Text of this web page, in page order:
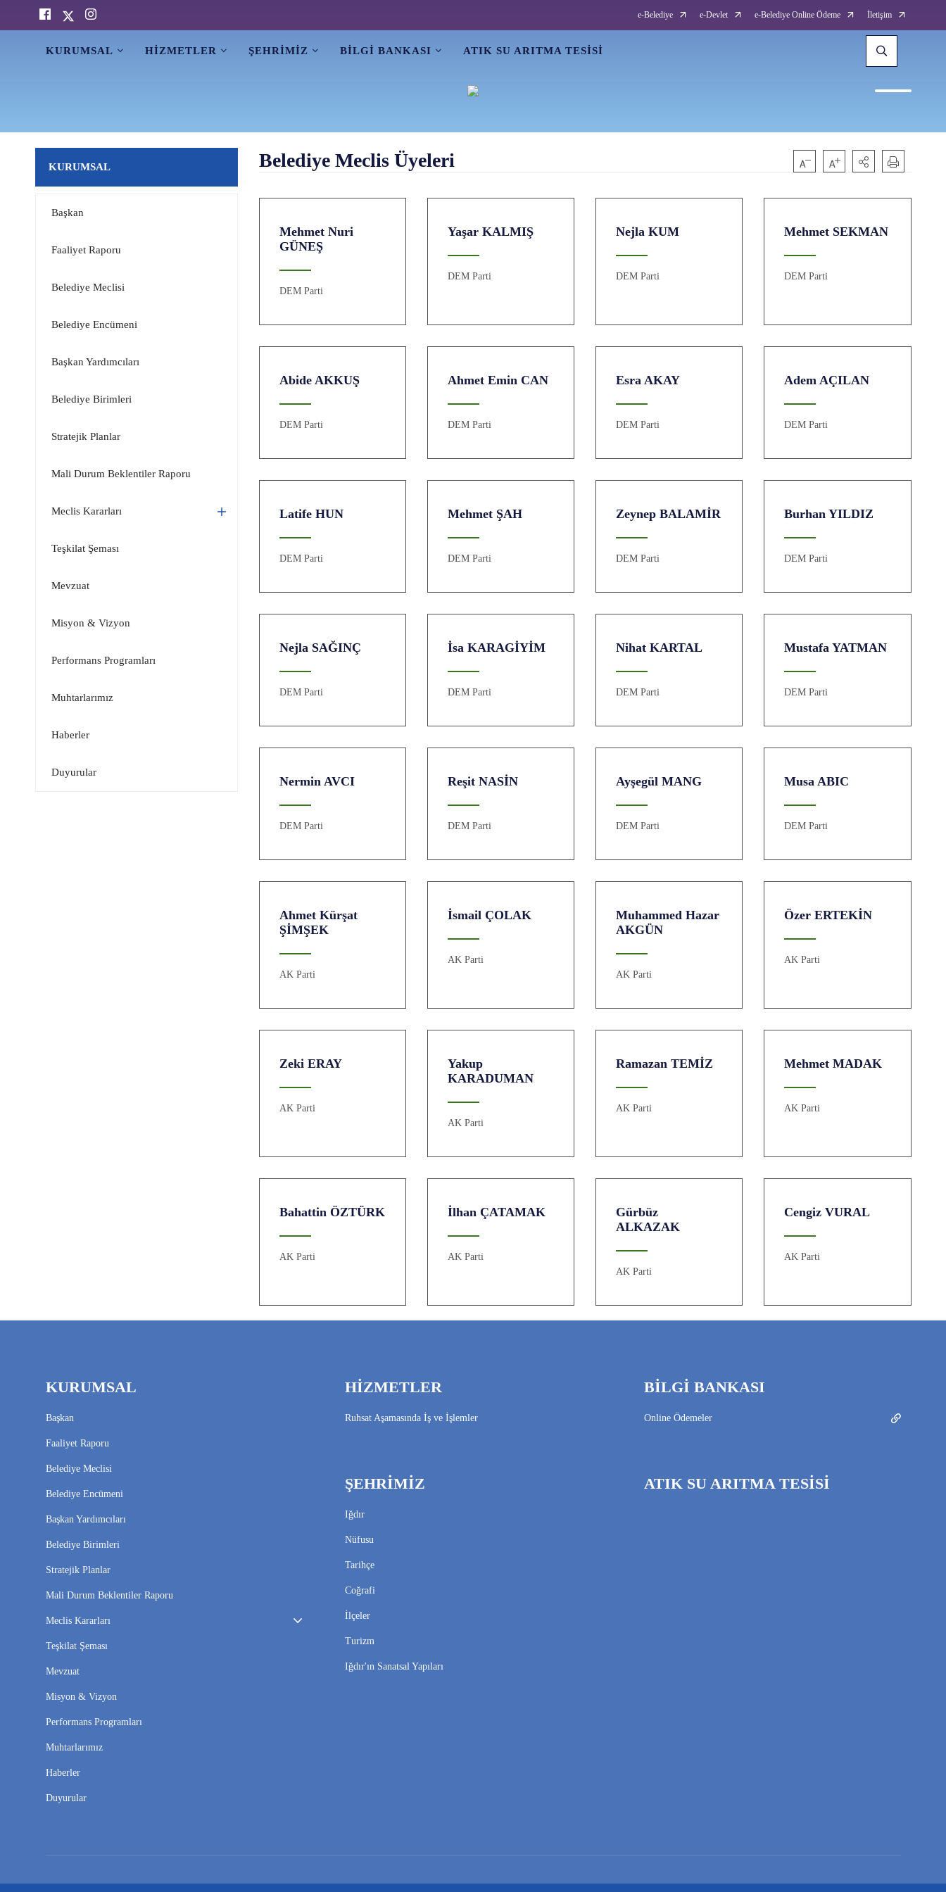
e-Belediye e-Devlet e-Belediye Online Ödeme İletişim
KURUMSAL HİZMETLER ŞEHRİMİZ BİLGİ BANKASI ATIK SU ARITMA TESİSİ
KURUMSAL
Başkan
Faaliyet Raporu
Belediye Meclisi
Belediye Encümeni
Başkan Yardımcıları
Belediye Birimleri
Stratejik Planlar
Mali Durum Beklentiler Raporu
Meclis Kararları
Teşkilat Şeması
Mevzuat
Misyon & Vizyon
Performans Programları
Muhtarlarımız
Haberler
Duyurular
Belediye Meclis Üyeleri
Mehmet Nuri
GÜNEŞ
DEM Parti
Yaşar KALMIŞ
DEM Parti
Nejla KUM
DEM Parti
Mehmet SEKMAN
DEM Parti
Abide AKKUŞ
DEM Parti
Ahmet Emin CAN
DEM Parti
Esra AKAY
DEM Parti
Adem AÇILAN
DEM Parti
Latife HUN
DEM Parti
Mehmet ŞAH
DEM Parti
Zeynep BALAMİR
DEM Parti
Burhan YILDIZ
DEM Parti
Nejla SAĞINÇ
DEM Parti
İsa KARAGİYİM
DEM Parti
Nihat KARTAL
DEM Parti
Mustafa YATMAN
DEM Parti
Nermin AVCI
DEM Parti
Reşit NASİN
DEM Parti
Ayşegül MANG
DEM Parti
Musa ABIC
DEM Parti
Ahmet Kürşat
ŞİMŞEK
AK Parti
İsmail ÇOLAK
AK Parti
Muhammed Hazar
AKGÜN
AK Parti
Özer ERTEKİN
AK Parti
Zeki ERAY
AK Parti
Yakup
KARADUMAN
AK Parti
Ramazan TEMİZ
AK Parti
Mehmet MADAK
AK Parti
Bahattin ÖZTÜRK
AK Parti
İlhan ÇATAMAK
AK Parti
Gürbüz
ALKAZAK
AK Parti
Cengiz VURAL
AK Parti
KURUMSAL
Başkan
Faaliyet Raporu
Belediye Meclisi
Belediye Encümeni
Başkan Yardımcıları
Belediye Birimleri
Stratejik Planlar
Mali Durum Beklentiler Raporu
Meclis Kararları
Teşkilat Şeması
Mevzuat
Misyon & Vizyon
Performans Programları
Muhtarlarımız
Haberler
Duyurular
HİZMETLER
Ruhsat Aşamasında İş ve İşlemler
ŞEHRİMİZ
Iğdır
Nüfusu
Tarihçe
Coğrafi
İlçeler
Turizm
Iğdır'ın Sanatsal Yapıları
BİLGİ BANKASI
Online Ödemeler
ATIK SU ARITMA TESİSİ